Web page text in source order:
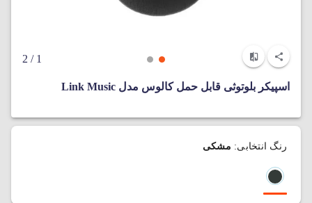
1
/ 2
اسپیکر بلوتوثی قابل حمل کالوس مدل Link Music
رنگ انتخابی: مشکی